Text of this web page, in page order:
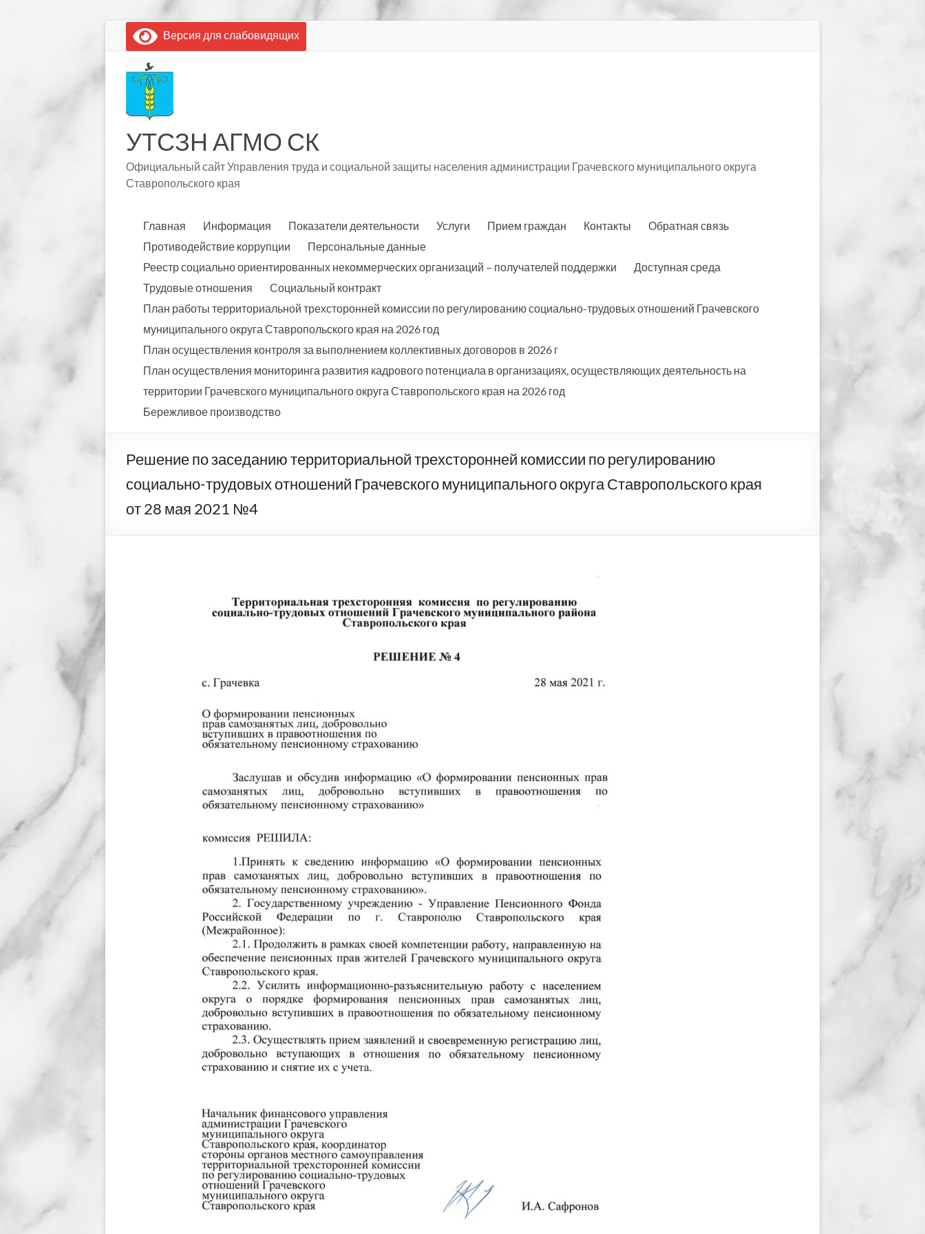
Перейти
содержимому
Версия для слабовидящих
УТСЗН АГМО СК
Официальный сайт Управления труда и социальной защиты населения администрации Грачевского муниципального округа
Ставропольского края
Главная Информация Показатели деятельности Услуги Прием граждан Контакты
Обратная связь
Противодействие коррупции
Персональные данные
Реестр социально ориентированных некоммерческих организаций – получателей поддержки
Доступная среда
Трудовые отношения
Социальный контракт
План работы территориальной трехсторонней комиссии по регулированию социально-трудовых отношений Грачевского
муниципального округа Ставропольского края на 2026 год
План осуществления контроля за выполнением коллективных договоров в 2026 г
План осуществления мониторинга развития кадрового потенциала в организациях, осуществляющих деятельность на
территории Грачевского муниципального округа Ставропольского края на 2026 год
Бережливое производство
Решение по заседанию территориальной трехсторонней комиссии по регулированию
социально-трудовых отношений Грачевского муниципального округа Ставропольского края
от 28 мая 2021 №4